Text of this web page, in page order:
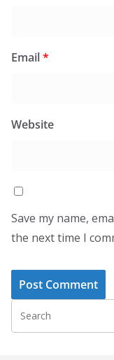
Email*
Website
Save my name,
the next time I